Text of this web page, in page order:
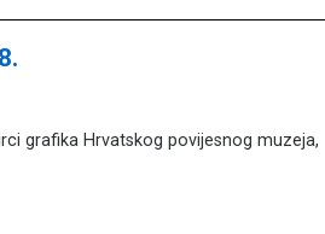
grafika Hrvatskog povijesnog muzeja,